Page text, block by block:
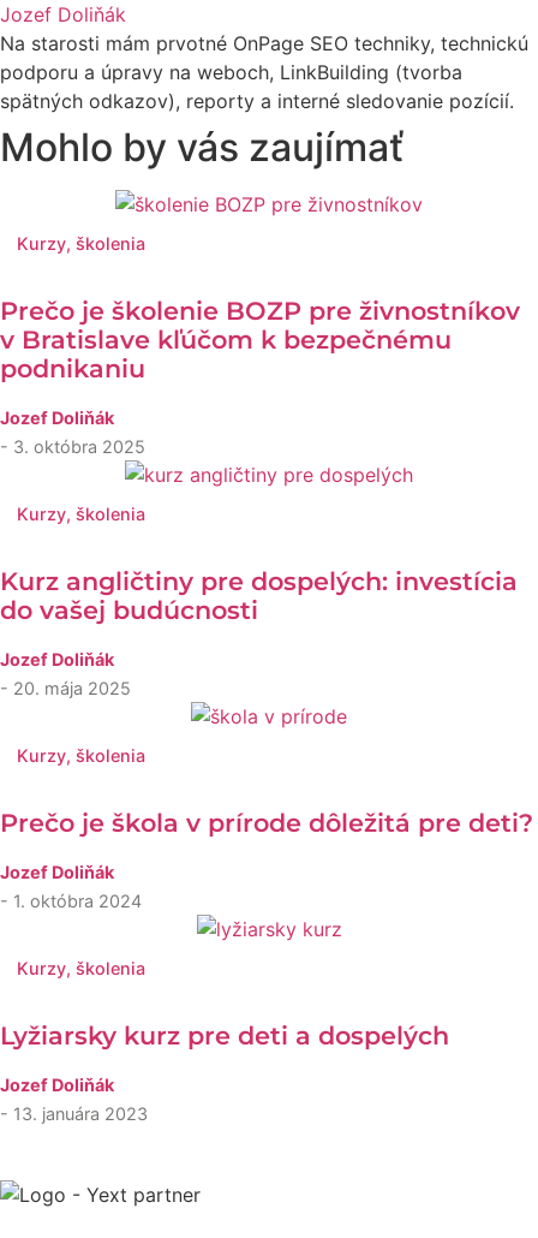
Jozef Doliňák
Na starosti mám prvotné OnPage SEO techniky, technickú
podporu a úpravy na weboch, LinkBuilding (tvorba
spätných odkazov), reporty a interné sledovanie pozícií.
Mohlo by vás zaujímať
Kurzy, školenia
Prečo je školenie BOZP pre živnostníkov
v Bratislave kľúčom k bezpečnému
podnikaniu
Jozef Doliňák
- 3. októbra 2025
Kurzy, školenia
Kurz angličtiny pre dospelých: investícia
do vašej budúcnosti
Jozef Doliňák
- 20. mája 2025
Kurzy, školenia
Prečo je škola v prírode dôležitá pre deti?
Jozef Doliňák
- 1. októbra 2024
Kurzy, školenia
Lyžiarsky kurz pre deti a dospelých
Jozef Doliňák
- 13. januára 2023